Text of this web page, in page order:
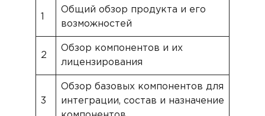
Общий обзор продукта и его
возможностей
2
Обзор компонентов и их
лицензирования
3
Обзор базовых компонентов для
интеграции, состав и назначение